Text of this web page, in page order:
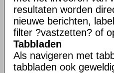
resultaten worden
nieuwe berichten,
filter ?vastzetten? of
Tabbladen
Als navigeren met
tabbladen ook